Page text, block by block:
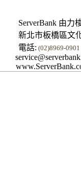
ServerBank 由力梭
新北市板橋區文化
電話: (02)8969-0901